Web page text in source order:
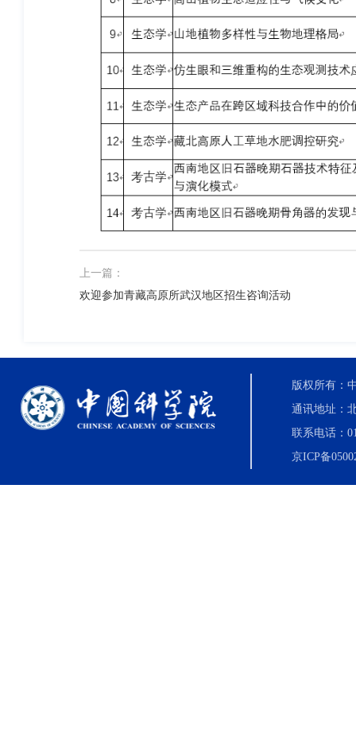
上一篇：
欢迎参加青藏高原所武汉地区招生咨询活动
版权所有：
通讯地址：
联系电话：
京ICP备